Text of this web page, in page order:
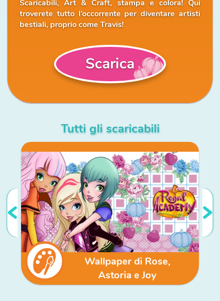
Scaricabili, Art & Craft, stampa e colora! Qui
troverete tutto l’occorrente per diventare artisti
bestiali, proprio come Travis!
Scarica
Tutti gli scaricabili
Wallpaper di Rose,
Astoria e Joy